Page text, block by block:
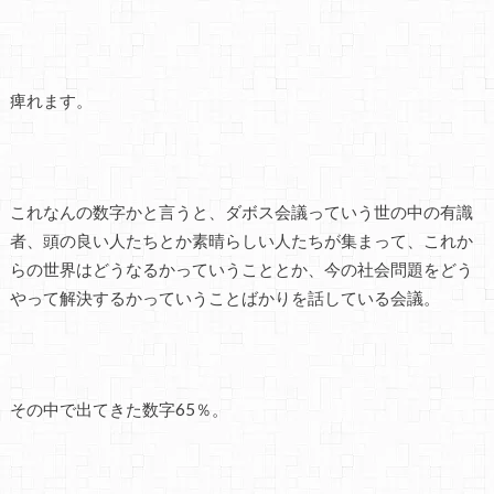
痺れます。
これなんの数字かと言うと、ダボス会議っていう世の中の有識
者、頭の良い人たちとか素晴らしい人たちが集まって、これか
らの世界はどうなるかっていうこととか、今の社会問題をどう
やって解決するかっていうことばかりを話している会議。
その中で出てきた数字65％。